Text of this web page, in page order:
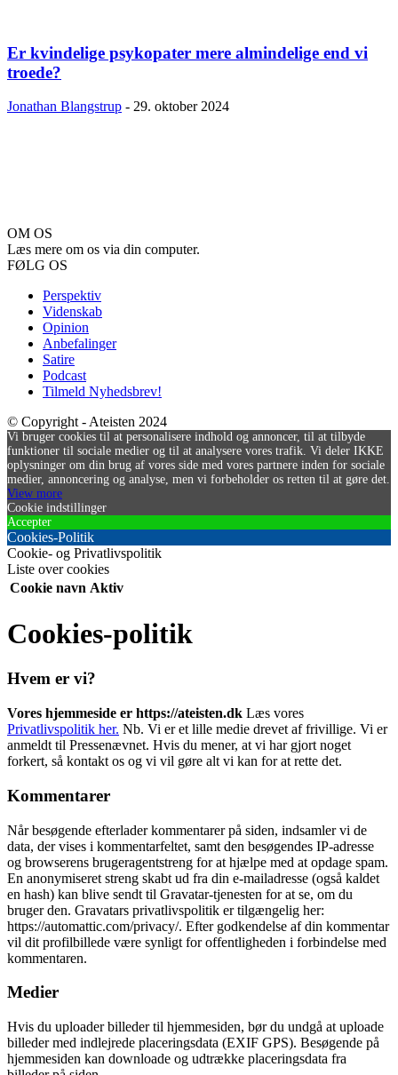
Er kvindelige psykopater mere almindelige end vi
troede?
Jonathan Blangstrup - 29. oktober 2024
OM OS
Læs mere om os via din computer.
FØLG OS
Perspektiv
Videnskab
Opinion
Anbefalinger
Satire
Podcast
Tilmeld Nyhedsbrev!
© Copyright - Ateisten 2024
Vi bruger cookies til at personalisere indhold og annoncer, til at tilbyde
funktioner til sociale medier og til at analysere vores trafik. Vi deler IKKE
oplysninger om din brug af vores side med vores partnere inden for sociale
medier, annoncering og analyse, men vi forbeholder os retten til at gøre det.
View more
Cookie indstillinger
Accepter
Cookies-Politik
Cookie- og Privatlivspolitik
Liste over cookies
Cookie navn Aktiv
Cookies-politik
Hvem er vi?
Vores hjemmeside er https://ateisten.dk Læs vores
Privatlivspolitik her. Nb. Vi er et lille medie drevet af frivillige. Vi er
anmeldt til Pressenævnet. Hvis du mener, at vi har gjort noget
forkert, så kontakt os og vi vil gøre alt vi kan for at rette det.
Kommentarer
Når besøgende efterlader kommentarer på siden, indsamler vi de
data, der vises i kommentarfeltet, samt den besøgendes IP-adresse
og browserens brugeragentstreng for at hjælpe med at opdage spam.
En anonymiseret streng skabt ud fra din e-mailadresse (også kaldet
en hash) kan blive sendt til Gravatar-tjenesten for at se, om du
bruger den. Gravatars privatlivspolitik er tilgængelig her:
https://automattic.com/privacy/. Efter godkendelse af din kommentar
vil dit profilbillede være synligt for offentligheden i forbindelse med
kommentaren.
Medier
Hvis du uploader billeder til hjemmesiden, bør du undgå at uploade
billeder med indlejrede placeringsdata (EXIF GPS). Besøgende på
hjemmesiden kan downloade og udtrække placeringsdata fra